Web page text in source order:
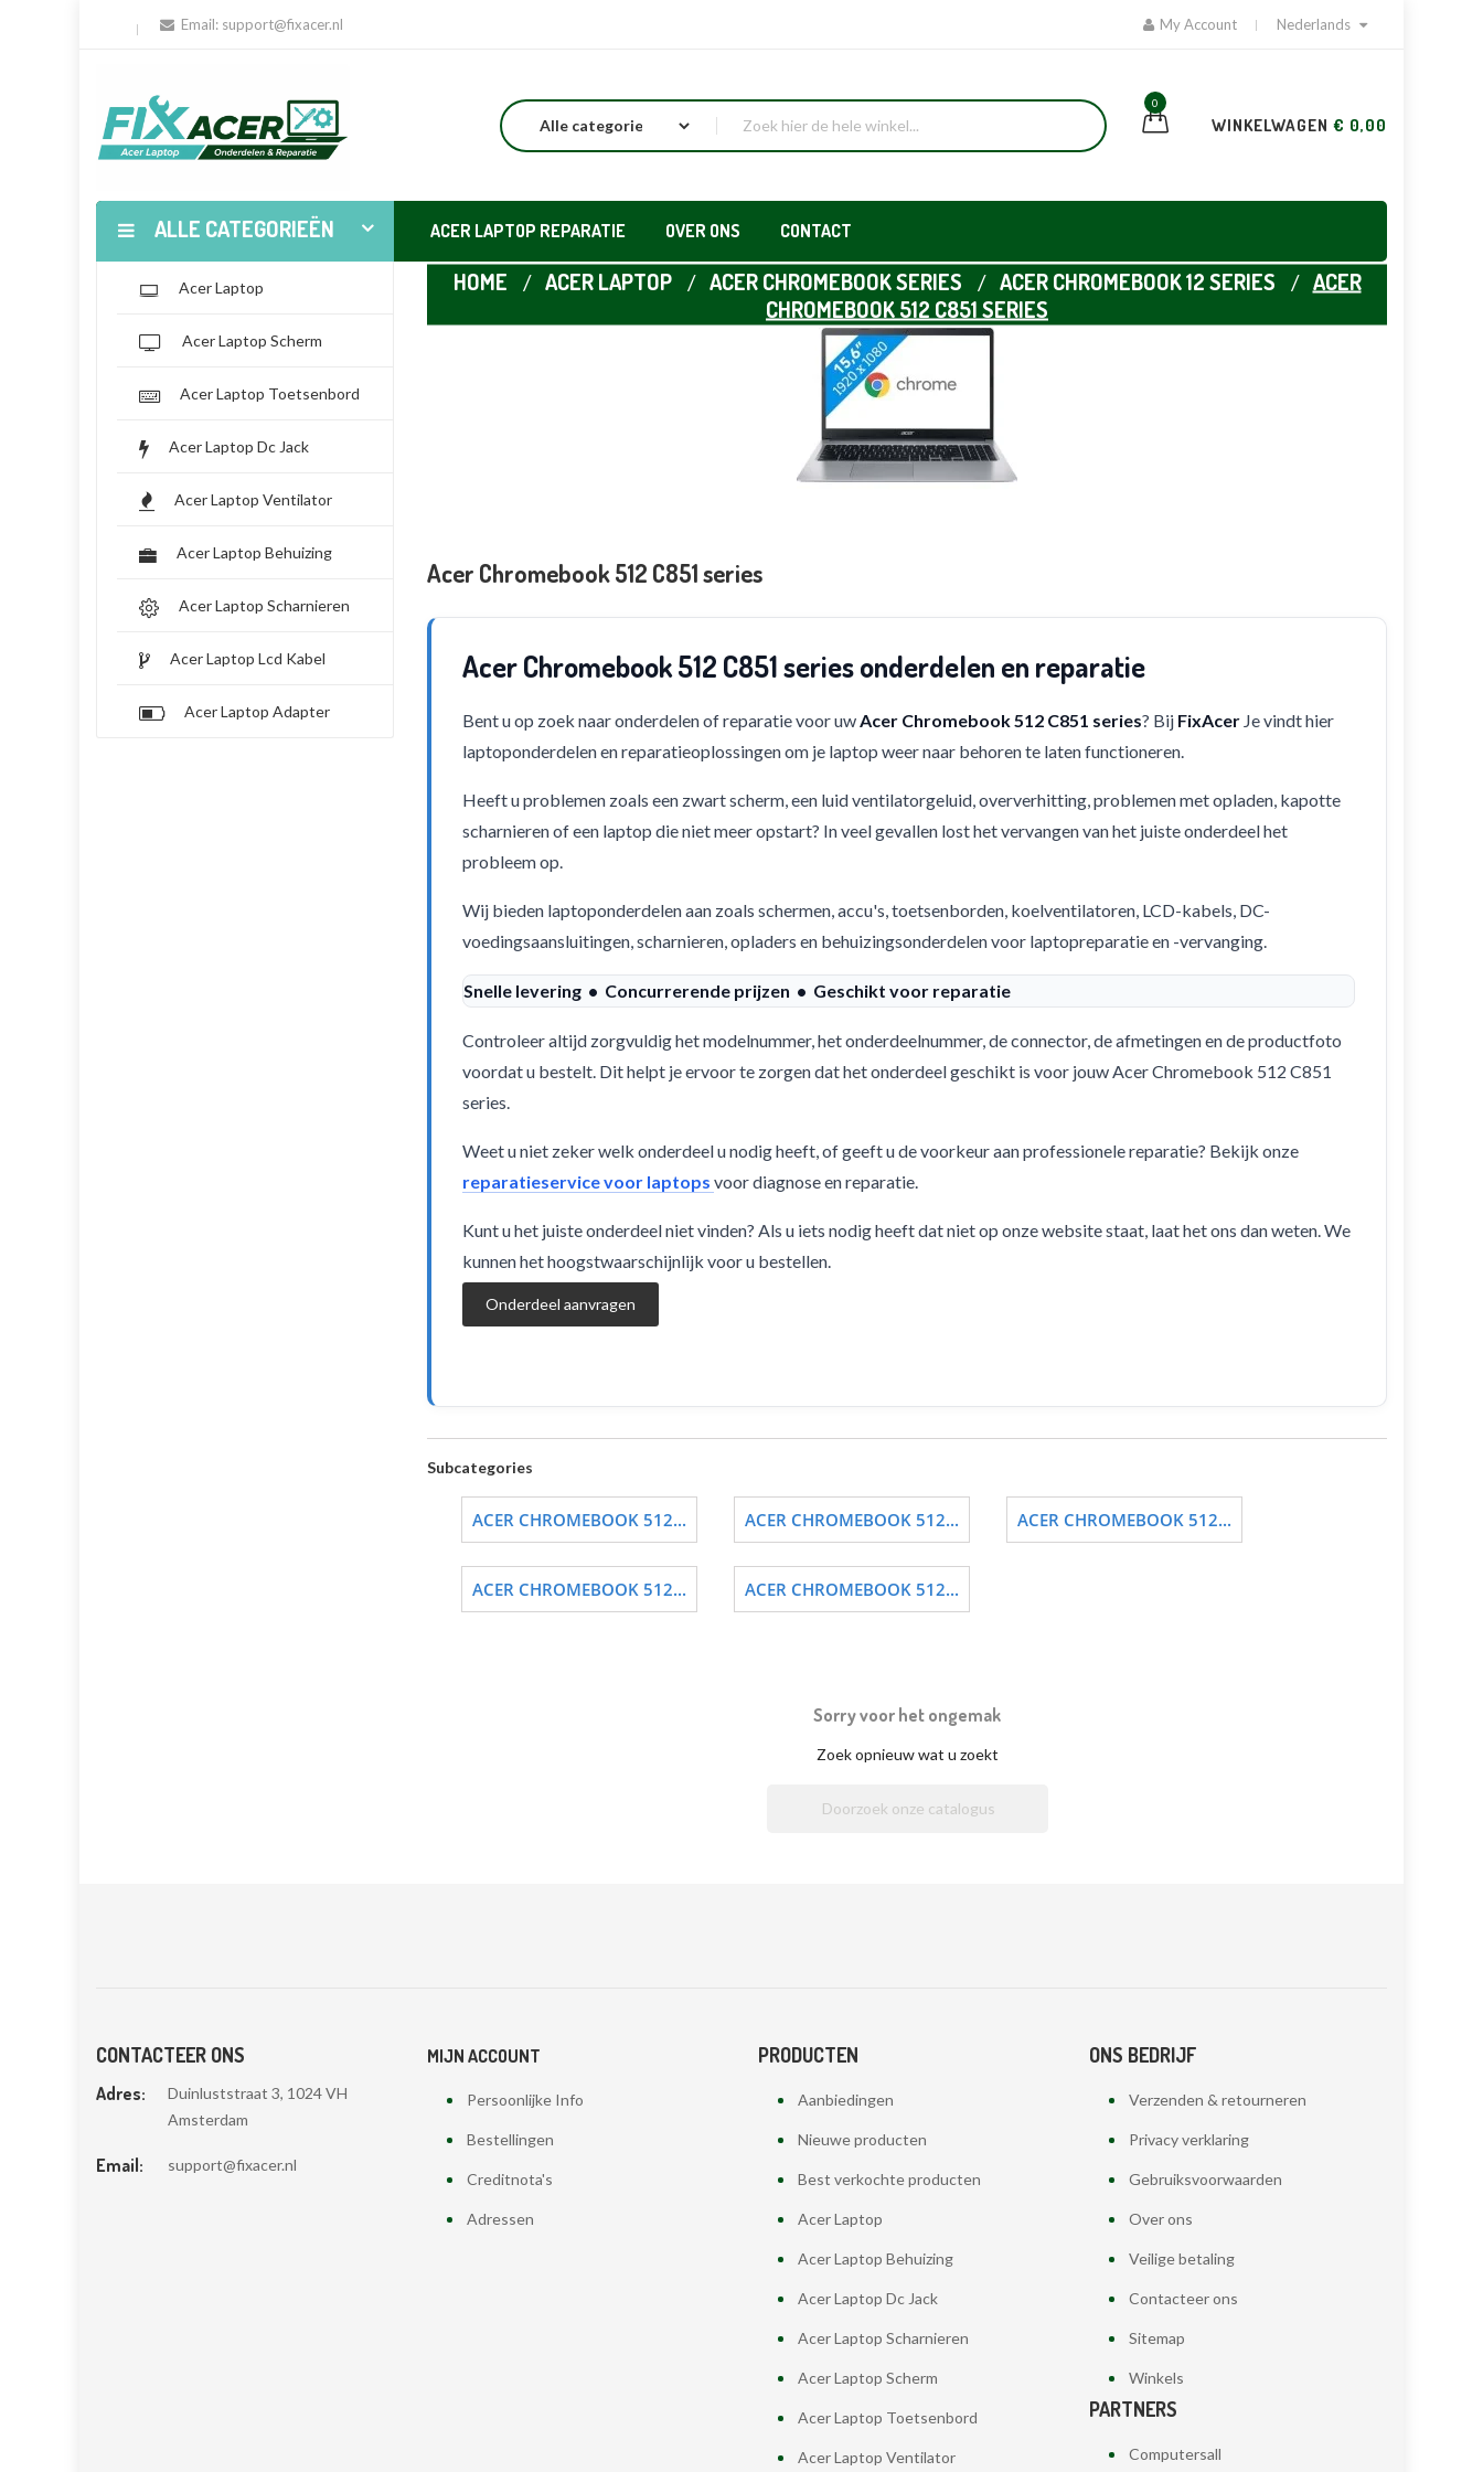
Email: support@fixacer.nl My Account Nederlands
0
WINKELWAGEN € 0,00
ALLE CATEGORIEËN ACER LAPTOP REPARATIE OVER ONS CONTACT
Acer Laptop
Acer Laptop Scherm
Acer Laptop Toetsenbord
Acer Laptop Dc Jack
Acer Laptop Ventilator
Acer Laptop Behuizing
Acer Laptop Scharnieren
Acer Laptop Lcd Kabel
Acer Laptop Adapter
HOME ACER LAPTOP ACER CHROMEBOOK SERIES ACER CHROMEBOOK 12 SERIES
ACER
CHROMEBOOK 512 C851 SERIES
Acer Chromebook 512 C851 series
Acer Chromebook 512 C851 series onderdelen en reparatie
Bent u op zoek naar onderdelen of reparatie voor uwAcer Chromebook 512 C851 series? Bij FixAcer Je vindt hier
laptoponderdelen en reparatieoplossingen om je laptop weer naar behoren te laten functioneren.
Heeft u problemen zoals een zwart scherm, een luid ventilatorgeluid, oververhitting, problemen met opladen, kapotte
scharnieren of een laptop die niet meer opstart? In veel gevallen lost het vervangen van het juiste onderdeel het
probleem op.
Wij bieden laptoponderdelen aan zoals schermen, accu's, toetsenborden, koelventilatoren, LCD-kabels, DC-
voedingsaansluitingen, scharnieren, opladers en behuizingsonderdelen voor laptopreparatie en -vervanging.
Snelle levering • Concurrerende prijzen • Geschikt voor reparatie
Controleer altijd zorgvuldig het modelnummer, het onderdeelnummer, de connector, de afmetingen en de productfoto
voordat u bestelt. Dit helpt je ervoor te zorgen dat het onderdeel geschikt is voor jouw Acer Chromebook 512 C851
series.
Weet u niet zeker welk onderdeel u nodig heeft, of geeft u de voorkeur aan professionele reparatie? Bekijk onze
reparatieservice voor laptops voor diagnose en reparatie.
Kunt u het juiste onderdeel niet vinden? Als u iets nodig heeft dat niet op onze website staat, laat het ons dan weten. We
kunnen het hoogstwaarschijnlijk voor u bestellen.
Onderdeel aanvragen
Subcategories
ACER CHROMEBOOK 512... ACER CHROMEBOOK 512... ACER CHROMEBOOK 512...
ACER CHROMEBOOK 512... ACER CHROMEBOOK 512...
Sorry voor het ongemak
Zoek opnieuw wat u zoekt
CONTACTEER ONS
Adres:
Duinluststraat 3, 1024 VH
Amsterdam
Email: support@fixacer.nl
MIJN ACCOUNT
Persoonlijke Info
Bestellingen
Creditnota's
Adressen
PRODUCTEN
Aanbiedingen
Nieuwe producten
Best verkochte producten
Acer Laptop
Acer Laptop Behuizing
Acer Laptop Dc Jack
Acer Laptop Scharnieren
Acer Laptop Scherm
Acer Laptop Toetsenbord
Acer Laptop Ventilator
ONS BEDRIJF
Verzenden & retourneren
Privacy verklaring
Gebruiksvoorwaarden
Over ons
Veilige betaling
Contacteer ons
Sitemap
Winkels
PARTNERS
Computersall